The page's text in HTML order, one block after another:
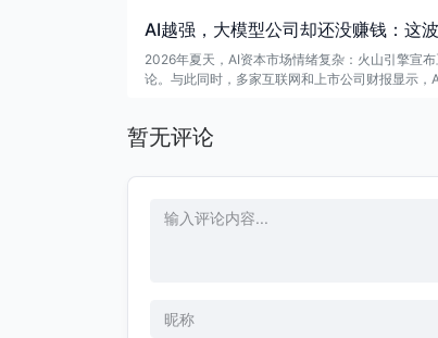
AI越强，大模型公司却还没赚钱：这
2026年夏天，AI资本市场情绪复杂：火山引擎宣
论。与此同时，多家互联网和上市公司财报显示
暂无评论